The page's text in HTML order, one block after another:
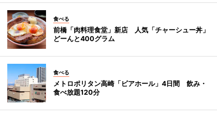
食べる
前橋「肉料理食堂」新店 人気「チャーシュー丼」
どーんと400グラム
食べる
メトロポリタン高崎「ビアホール」4日間 飲み・
食べ放題120分